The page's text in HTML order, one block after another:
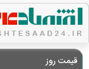
قیمت روز